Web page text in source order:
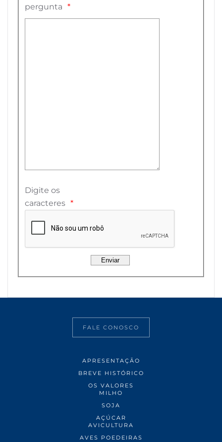
pergunta
Digite os
caracteres
FALE CONOSCO
APRESENTAÇÃO
BREVE HISTÓRICO
OS VALORES
MILHO
SOJA
AÇÚCAR
AVICULTURA
AVES POEDEIRAS